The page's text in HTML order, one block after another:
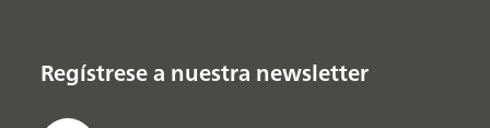
Regístrese a nuestra newsletter